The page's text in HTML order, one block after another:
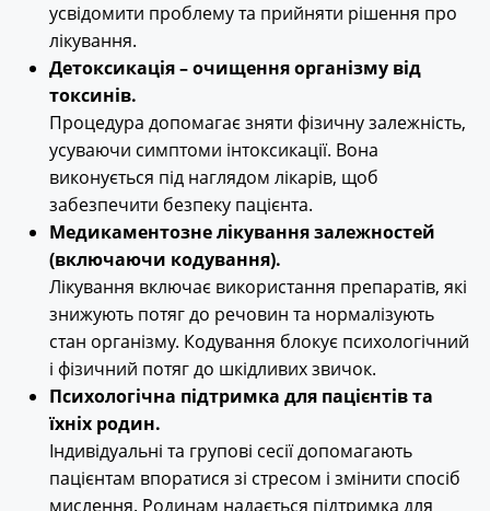
усвідомити проблему та прийняти рішення про
лікування.
Детоксикація – очищення організму від
токсинів.
Процедура допомагає зняти фізичну залежність,
усуваючи симптоми інтоксикації. Вона
виконується під наглядом лікарів, щоб
забезпечити безпеку пацієнта.
Медикаментозне лікування залежностей
(включаючи кодування).
Лікування включає використання препаратів, які
знижують потяг до речовин та нормалізують
стан організму. Кодування блокує психологічний
і фізичний потяг до шкідливих звичок.
Психологічна підтримка для пацієнтів та
їхніх родин.
Індивідуальні та групові сесії допомагають
пацієнтам впоратися зі стресом і змінити спосіб
мислення. Родинам надається підтримка для